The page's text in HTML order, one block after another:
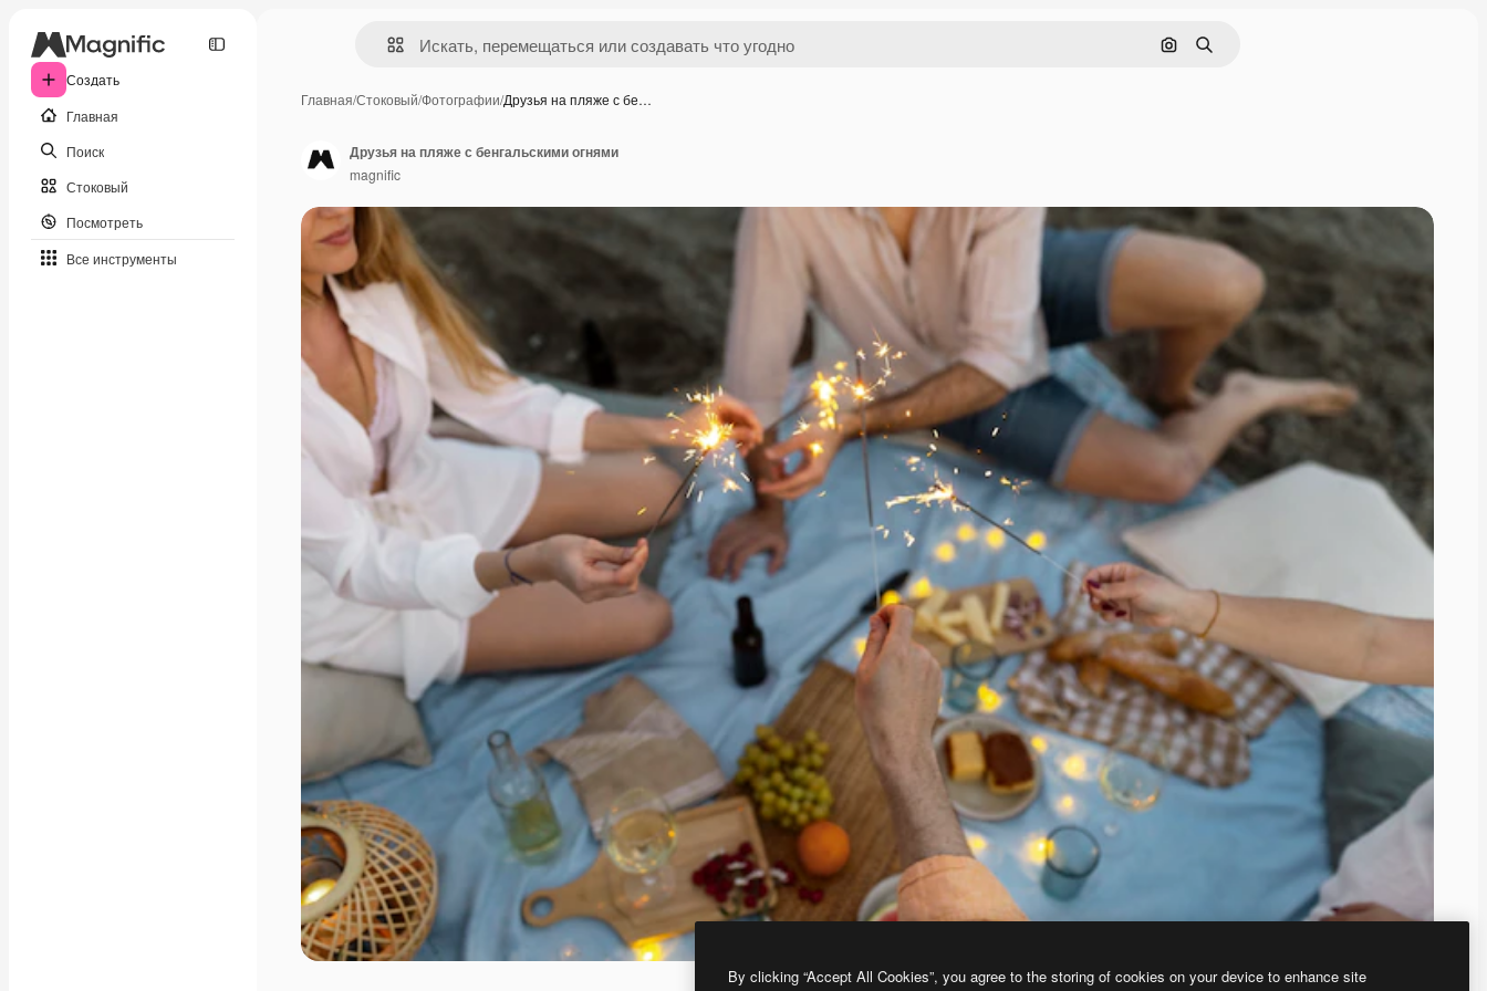
Создать
Главная
Поиск
Стоковый
Посмотреть
Все инструменты
Поиск по изображению
Поиск
Главная/Стоковый/Фотографии/Друзья на пляже с бе…
Друзья на пляже с бенгальскими огнями
magnific
By clicking “Accept All Cookies”, you agree to the storing of cookies on your device to enhance site